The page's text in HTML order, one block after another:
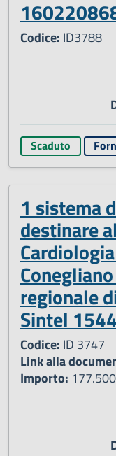
Codice: ID3788
Scaduto
1 sistema
destinare
regionale
Sintel
Codice: ID 3747
Link alla
Importo: